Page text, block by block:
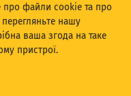
FOUNDATION
із нами
про файли cookie та про
нашу
ваша згода на таке
пристрої.